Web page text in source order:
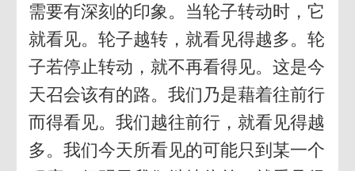
需要有深刻的印象。当轮子转动时，它
就看见。轮子越转，就看见得越多。轮
子若停止转动，就不再看得见。这是今
天召会该有的路。我们乃是藉着往前行
而得看见。我们越往前行，就看见得越
多。我们今天所看见的可能只到某一个